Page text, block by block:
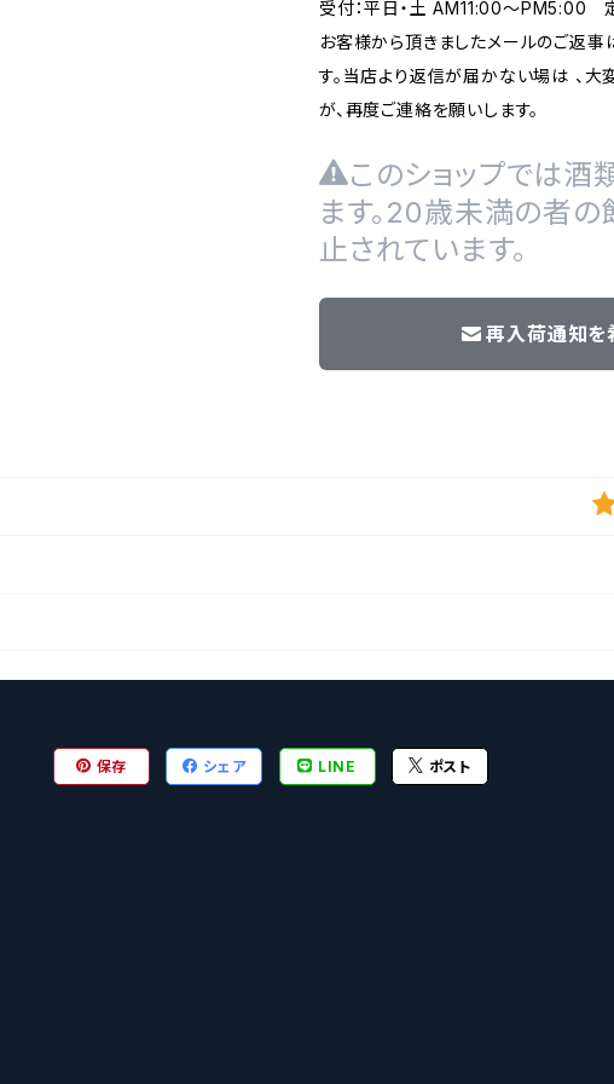
受付：平日・土 AM11:00～PM5:00
お客様から頂きましたメールのご返事
す。当店より返信が届かない場は 、
が、再度ご連絡を願いします。
このショップでは酒
ます。20歳未満の者
止されています。
再入荷通知を
保存 シェア LINE ポスト